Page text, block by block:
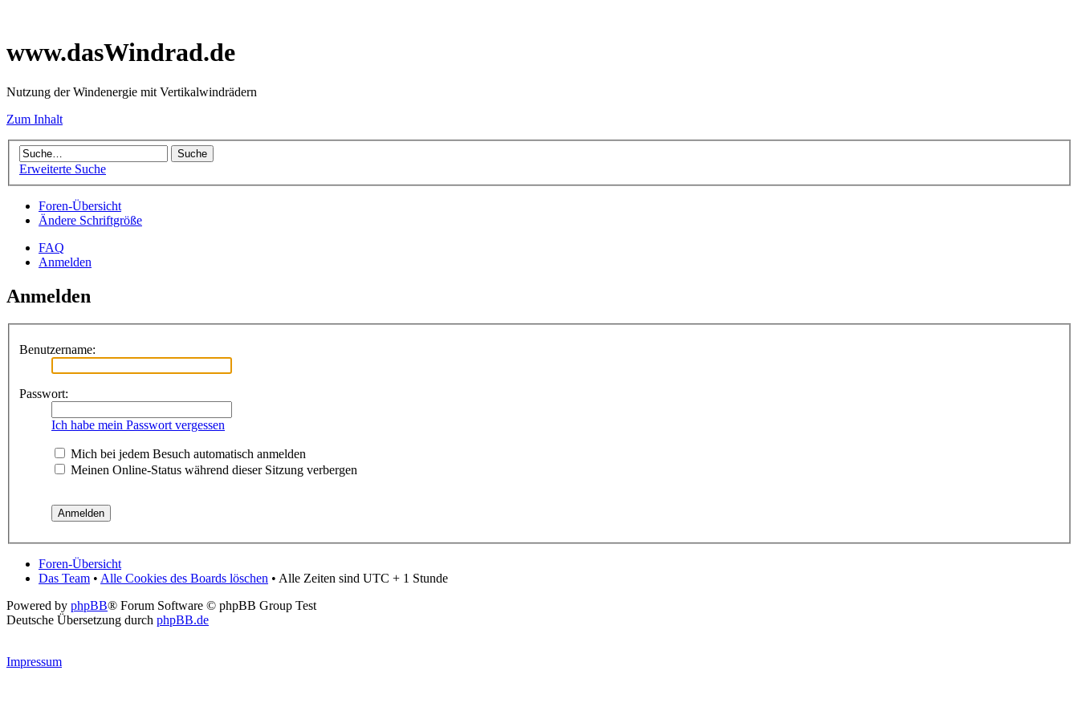
www.dasWindrad.de
Nutzung der Windenergie mit Vertikalwindrädern
Zum Inhalt
Erweiterte Suche
Foren-Übersicht
Ändere Schriftgröße
FAQ
Anmelden
Anmelden
Benutzername:
Passwort:
Ich habe mein Passwort vergessen
Mich bei jedem Besuch automatisch anmelden
Meinen Online-Status während dieser Sitzung verbergen
Foren-Übersicht
Das Team • Alle Cookies des Boards löschen • Alle Zeiten sind UTC + 1 Stunde
Powered by phpBB® Forum Software © phpBB Group Test
Deutsche Übersetzung durch phpBB.de
Impressum